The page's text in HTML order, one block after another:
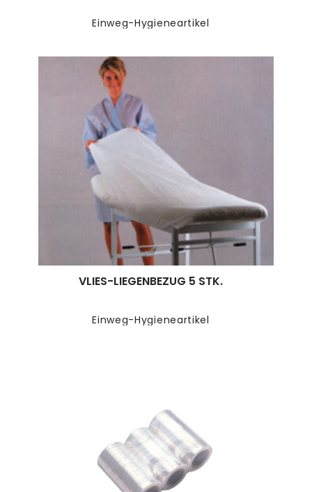
Einweg-Hygieneartikel
Einweg-Hygieneartikel
VLIES-LIEGENBEZUG 5 STK.